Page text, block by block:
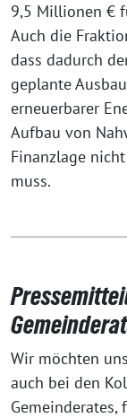
9,5 Millionen €
Auch die
dass dadurch
geplante
erneuerbarer
Aufbau von
Finanzlage
muss.
Wir möchten
auch bei den